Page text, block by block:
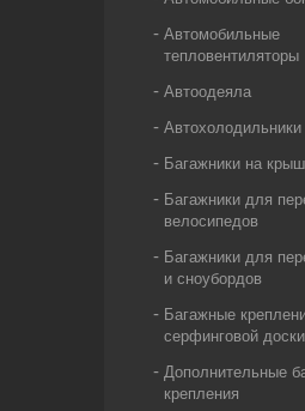
Автомобильные
тепловентиляторы
Автоодеяла
Автохолодильники
Багажники на
Багажники для
велосипедов
Багажники для
и сноубордов
Багажные
серфинговой
Дополнительные
крепления